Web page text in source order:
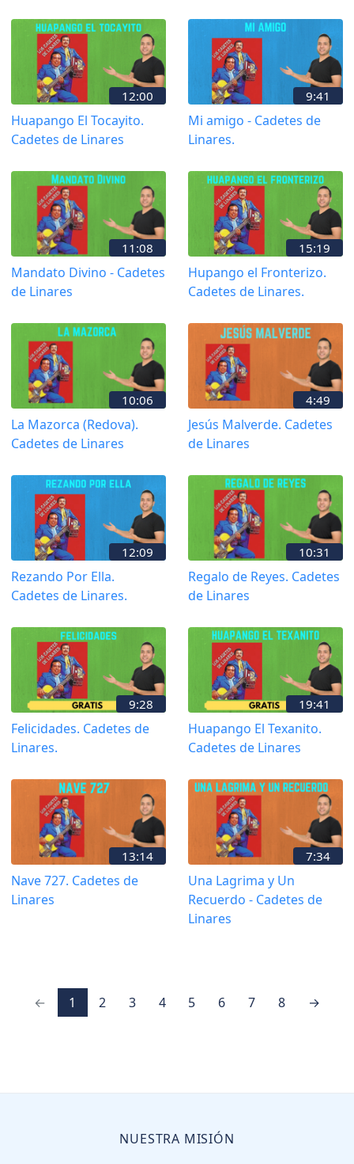
12:00
Huapango El Tocayito.
Cadetes de Linares
9:41
Mi amigo - Cadetes de
Linares.
11:08
Mandato Divino - Cadetes
de Linares
15:19
Hupango el Fronterizo.
Cadetes de Linares.
10:06
La Mazorca (Redova).
Cadetes de Linares
4:49
Jesús Malverde. Cadetes
de Linares
12:09
Rezando Por Ella.
Cadetes de Linares.
10:31
Regalo de Reyes. Cadetes
de Linares
9:28
Felicidades. Cadetes de
Linares.
19:41
Huapango El Texanito.
Cadetes de Linares
13:14
Nave 727. Cadetes de
Linares
7:34
Una Lagrima y Un
Recuerdo - Cadetes de
Linares
← 1 2 3 4 5 6 7 8 →
NUESTRA MISIÓN